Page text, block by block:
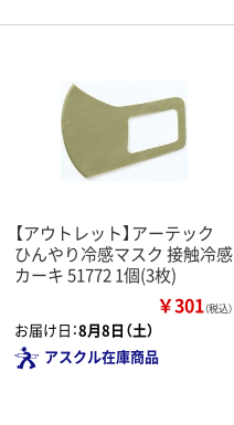
【アウトレット】アーテック
ひんやり冷感マスク 接触冷感
カーキ 51772 1個(3枚)
￥301（税込）
お届け日：8月8日（土）
アスクル在庫商品